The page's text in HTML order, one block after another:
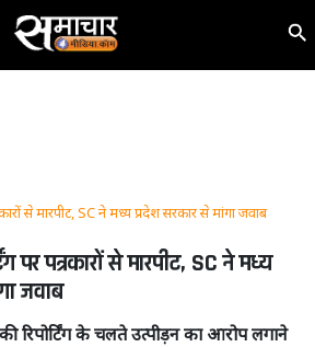
से मारपीट, SC ने मध्य प्रदेश सरकार से मांगा जवाब
पर पत्रकारों से मारपीट, SC ने मध्य
जवाब
रिपोर्टिंग के चलते उत्पीड़न का आरोप लगाने